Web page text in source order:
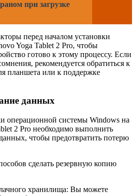
при загрузке
перед началом установки
Yoga Tablet 2 Pro, чтобы
готово к этому процессу. Если
рекомендуется обратиться к
планшета или к поддержке
данных
операционной системы Windows на
2 Pro необходимо выполнить
чтобы предотвратить потерю
сделать резервную копию
хранилища: Вы можете